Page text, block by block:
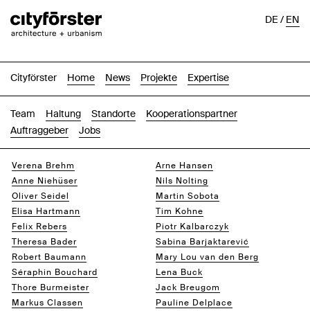
Cityförster Home News Projekte Expertise
DE/EN
Team Haltung Standorte
Kooperationspartner
Auftraggeber
Jobs
Verena Brehm
Arne Hansen
Anne Niehüser
Nils Nolting
Oliver Seidel
Martin Sobota
Elisa Hartmann
Tim Kohne
Felix Rebers
Piotr Kalbarczyk
Theresa Bader
Sabina Barjaktarević
Robert Baumann
Mary Lou van den Berg
Séraphin Bouchard
Lena Buck
Thore Burmeister
Jack Breugom
Markus Classen
Pauline Delplace